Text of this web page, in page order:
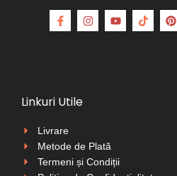
Linkuri Utile
Livrare
Metode de Plată
Termeni și Condiții